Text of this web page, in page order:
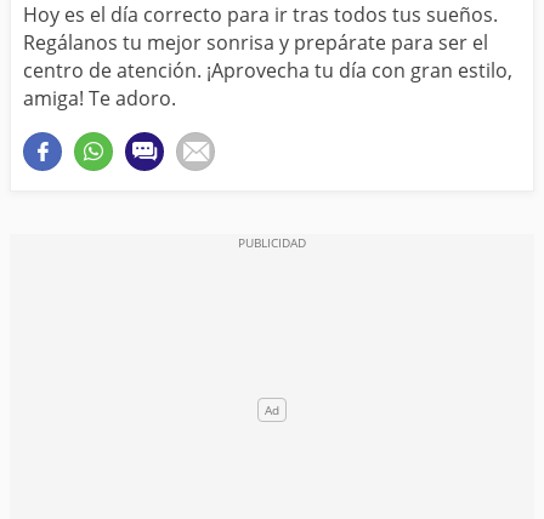
Hoy es el día correcto para ir tras todos tus sueños.
Regálanos tu mejor sonrisa y prepárate para ser el
centro de atención. ¡Aprovecha tu día con gran estilo,
amiga! Te adoro.